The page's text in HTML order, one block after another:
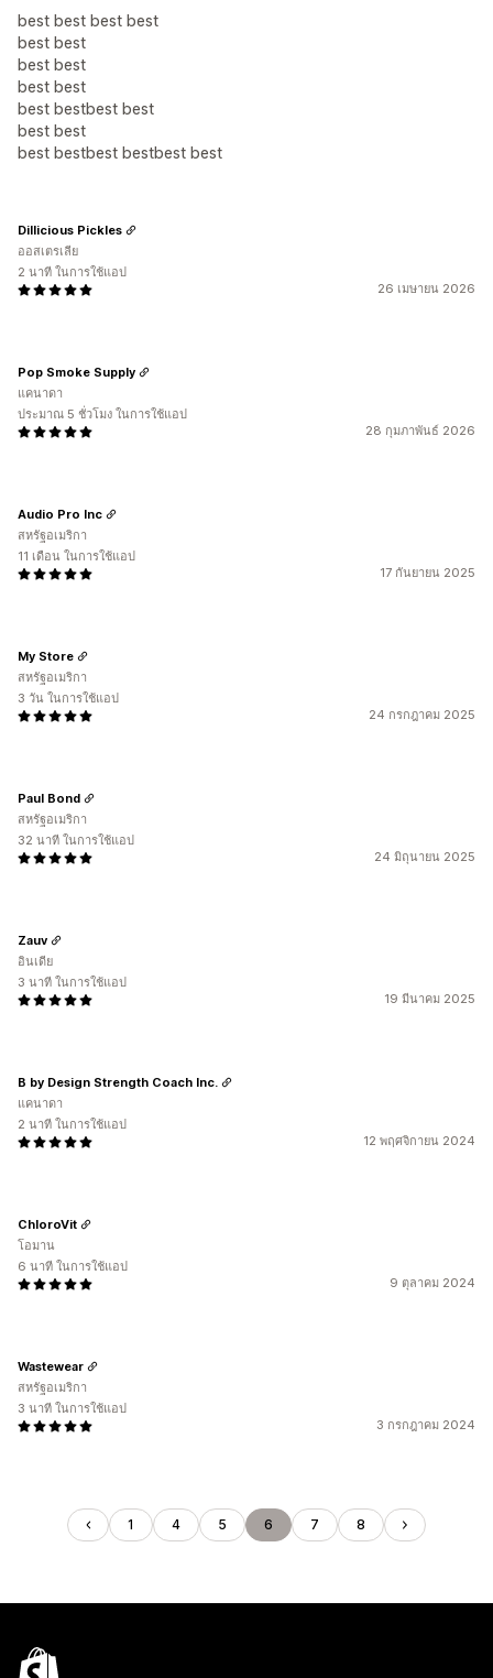
best best best best
best best
best best
best best
best bestbest best
best best
best bestbest bestbest best
26 เมษายน 2026
Dillicious Pickles
ออสเตรเลีย
2 นาที ในการใช้แอป
28 กุมภาพันธ์ 2026
Pop Smoke Supply
แคนาดา
ประมาณ 5 ชั่วโมง ในการใช้แอป
17 กันยายน 2025
Audio Pro Inc
สหรัฐอเมริกา
11 เดือน ในการใช้แอป
24 กรกฎาคม 2025
My Store
สหรัฐอเมริกา
3 วัน ในการใช้แอป
24 มิถุนายน 2025
Paul Bond
สหรัฐอเมริกา
32 นาที ในการใช้แอป
19 มีนาคม 2025
Zauv
อินเดีย
3 นาที ในการใช้แอป
12 พฤศจิกายน 2024
B by Design Strength Coach Inc.
แคนาดา
2 นาที ในการใช้แอป
9 ตุลาคม 2024
ChloroVit
โอมาน
6 นาที ในการใช้แอป
3 กรกฎาคม 2024
Wastewear
สหรัฐอเมริกา
3 นาที ในการใช้แอป
1 4 5 6 7 8